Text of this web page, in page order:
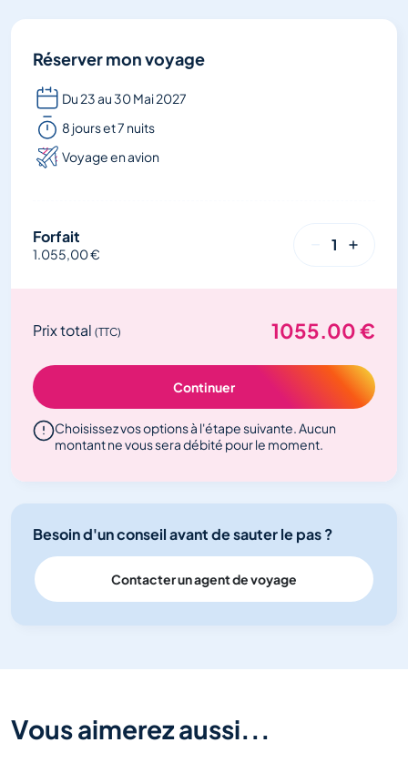
Réserver mon voyage
Du 23 au 30 Mai 2027
8 jours et 7 nuits
Voyage en avion
Forfait
1.055,00 € 1
Prix total (TTC) 1055.00€
Continuer
Choisissez vos options à l'étape suivante. Aucun
montant ne vous sera débité pour le moment.
Besoin d'un conseil avant de sauter le pas ?
Contacter un agent de voyage
Vous aimerez aussi...